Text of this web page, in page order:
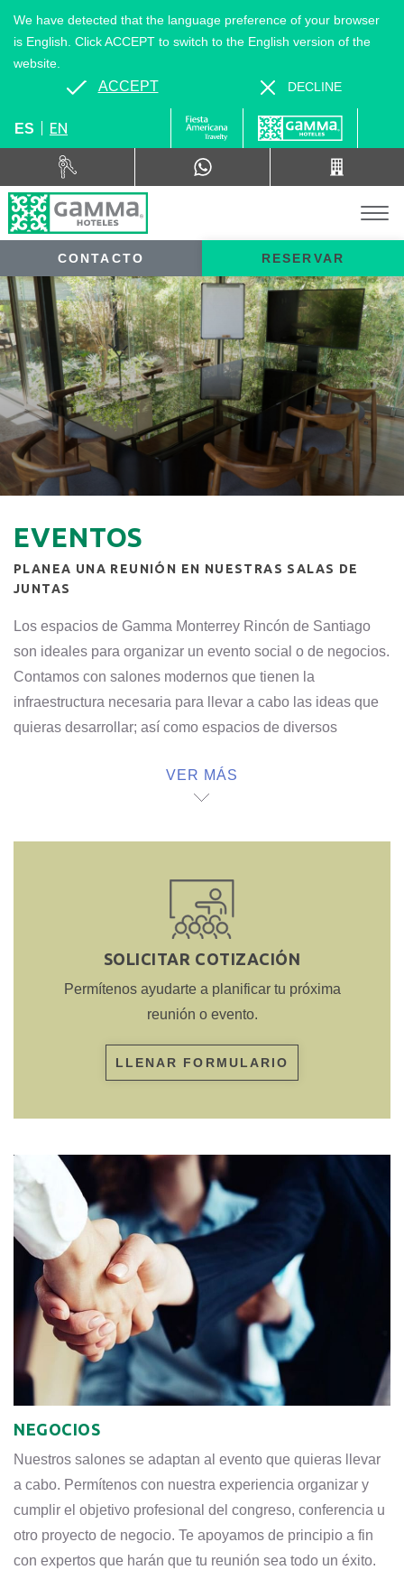
ES EN
CONTACTO RESERVAR
We have detected that the language preference of your browser
is English. Click ACCEPT to switch to the English version of the
website.
ACCEPT DECLINE
EVENTOS
PLANEA UNA REUNIÓN EN NUESTRAS SALAS DE
JUNTAS
Los espacios de Gamma Monterrey Rincón de Santiago
son ideales para organizar un evento social o de negocios.
Contamos con salones modernos que tienen la
infraestructura necesaria para llevar a cabo las ideas que
quieras desarrollar; así como espacios de diversos
VER MÁS
SOLICITAR COTIZACIÓN
Permítenos ayudarte a planificar tu próxima
reunión o evento.
LLENAR FORMULARIO
NEGOCIOS
Nuestros salones se adaptan al evento que quieras llevar
a cabo. Permítenos con nuestra experiencia organizar y
cumplir el objetivo profesional del congreso, conferencia u
otro proyecto de negocio. Te apoyamos de principio a fin
con expertos que harán que tu reunión sea todo un éxito.